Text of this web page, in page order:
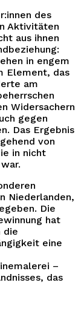
des
Aktivitäten
aus ihnen
in engem
Element, das
am
Widersachern
gegen
Das Ergebnis
von
in nicht
Niederlanden,
Die
hat
die
eine
–
das